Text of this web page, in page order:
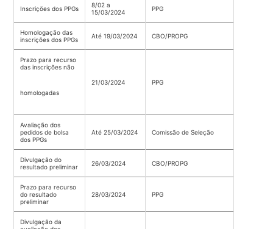
Inscrições dos PPGs
8/02 a
15/03/2024
PPG
Homologação das
inscrições dos PPGs
Até 19/03/2024 CBO/PROPG
Prazo para recurso
das inscrições não
homologadas
21/03/2024 PPG
Avaliação dos
pedidos de bolsa
dos PPGs
Até 25/03/2024 Comissão de Seleção
Divulgação do
resultado preliminar
26/03/2024 CBO/PROPG
Prazo para recurso
do resultado
preliminar
28/03/2024 PPG
Divulgação da